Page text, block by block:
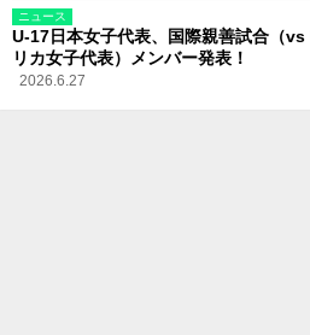
ニュース
U-17日本女子代表、国際親善試合（vs
リカ女子代表）メンバー発表！
2026.6.27